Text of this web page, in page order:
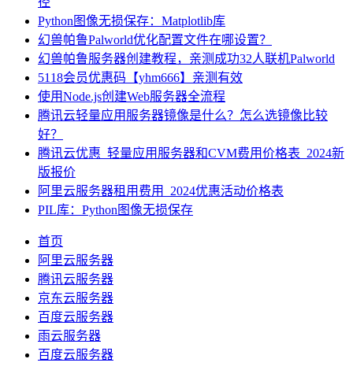
Python图像无损保存：Matplotlib库
幻兽帕鲁Palworld优化配置文件在哪设置？
幻兽帕鲁服务器创建教程，亲测成功32人联机Palworld
5118会员优惠码【yhm666】亲测有效
使用Node.js创建Web服务器全流程
腾讯云轻量应用服务器镜像是什么？怎么选镜像比较
好？
腾讯云优惠_轻量应用服务器和CVM费用价格表_2024新
版报价
阿里云服务器租用费用_2024优惠活动价格表
PIL库：Python图像无损保存
首页
阿里云服务器
腾讯云服务器
京东云服务器
百度云服务器
雨云服务器
百度云服务器